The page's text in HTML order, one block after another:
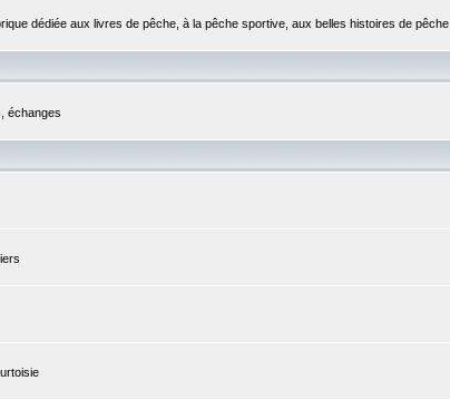
dédiée aux livres de pêche, à la pêche sportive, aux belles histoires de pêche.
échanges